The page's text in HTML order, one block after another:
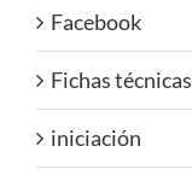
Facebook
Fichas técnicas
iniciación